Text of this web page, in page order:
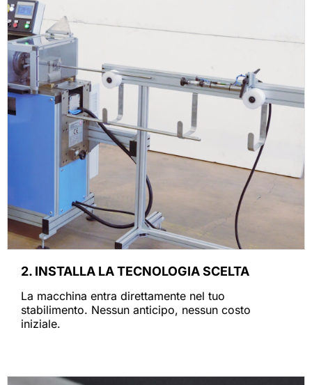
2. INSTALLA LA TECNOLOGIA SCELTA
La macchina entra direttamente nel tuo
stabilimento. Nessun anticipo, nessun costo
iniziale.